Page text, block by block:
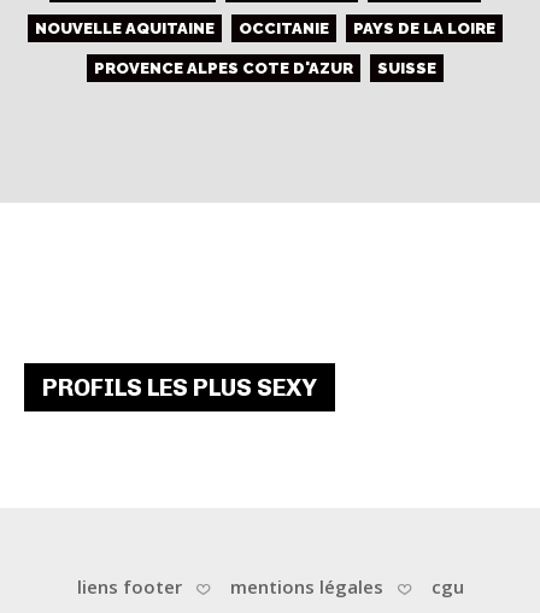
NOUVELLE AQUITAINE OCCITANIE PAYS DE LA LOIRE
PROVENCE ALPES COTE D'AZUR SUISSE
PROFILS LES PLUS SEXY
liens footer mentions légales cgu